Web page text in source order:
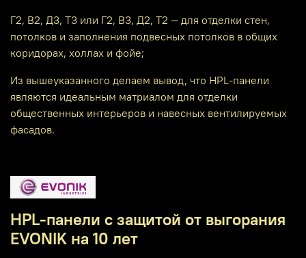
Г2, В2, Д3, Т3 или Г2, В3, Д2, Т2 — для отделки стен,
потолков и заполнения подвесных потолков в общих
коридорах, холлах и фойе;
Из вышеуказанного делаем вывод, что HPL-панели
являются идеальным матриалом для отделки
общественных интерьеров и навесных вентилируемых
фасадов.
HPL-панели с защитой от выгорания
EVONIK на 10 лет